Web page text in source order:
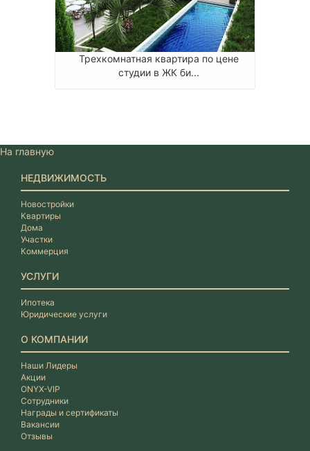
Трехкомнатная квартира по цене
студии в ЖК би...
На главную
НЕДВИЖИМОСТЬ
Новостройки
Квартиры
Дома
Участки
Коммерция
УСЛУГИ
Ипотека
Юридические услуги
О КОМПАНИИ
Наши Лидеры
Акции
ONYX-VIP
Сотрудники
Награды и сертификаты
Вакансии
Отзывы